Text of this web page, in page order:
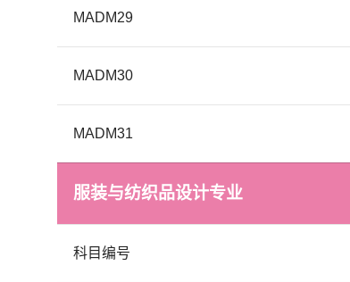
MADM29
MADM30
MADM31
服装与纺织品设计专业
科目编号